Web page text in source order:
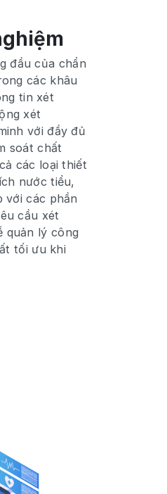
đầu của chẩn
các khâu
tin xét
xét
với đầy đủ
soát chất
các loại thiết
nước tiểu,
với các phần
cầu xét
quản lý công
tối ưu khi